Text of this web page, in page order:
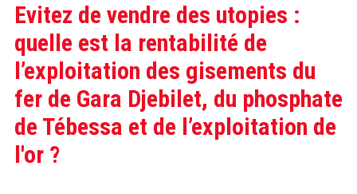
Evitez de vendre des utopies :
quelle est la rentabilité de
l’exploitation des gisements du
fer de Gara Djebilet, du phosphate
de Tébessa et de l’exploitation de
l'or ?